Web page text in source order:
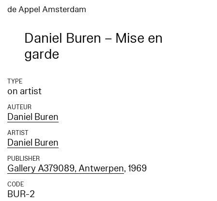
de Appel Amsterdam
Daniel Buren – Mise en
garde
TYPE
on artist
AUTEUR
Daniel Buren
ARTIST
Daniel Buren
PUBLISHER
Gallery A379089, Antwerpen, 1969
CODE
BUR-2